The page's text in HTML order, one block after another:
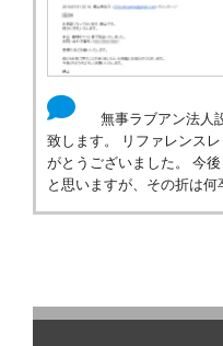
無事ラブアン法人
致します。 リファレンス
がとうございました。 今
と思いますが、その折は何